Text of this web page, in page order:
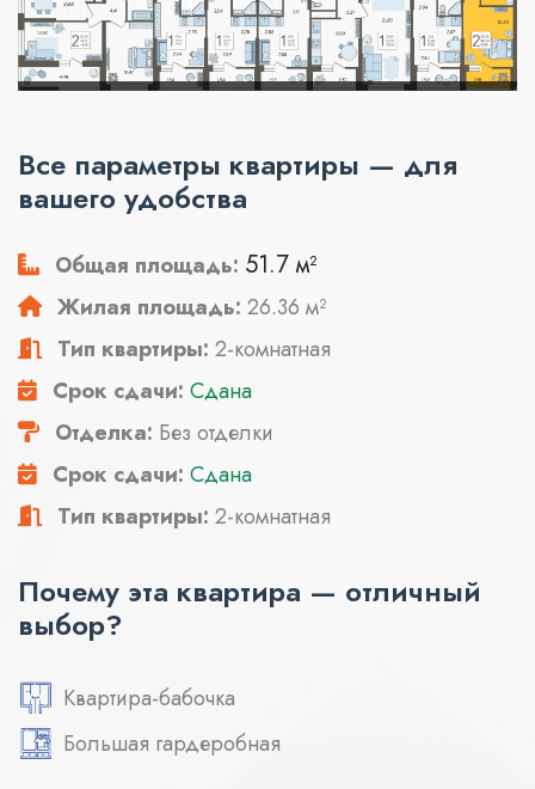
Все параметры квартиры — для
вашего удобства
Общая площадь: 51.7 м²
Жилая площадь: 26.36 м²
Тип квартиры: 2-комнатная
Срок сдачи: Сдана
Отделка: Без отделки
Срок сдачи: Сдана
Тип квартиры: 2-комнатная
Почему эта квартира — отличный
выбор?
Квартира-бабочка
Большая гардеробная